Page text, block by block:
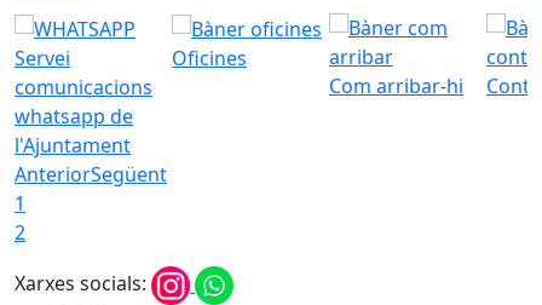
Servei
comunicacions
whatsapp de
l'Ajuntament
Oficines
Com arribar-hi
AnteriorSegüent
1
2
Xarxes socials: